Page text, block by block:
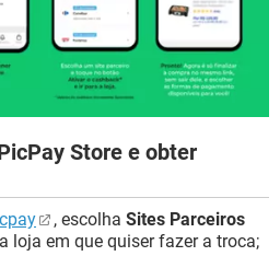
Store e obter
, escolha Sites Parceiros
loja em que quiser fazer a troca;